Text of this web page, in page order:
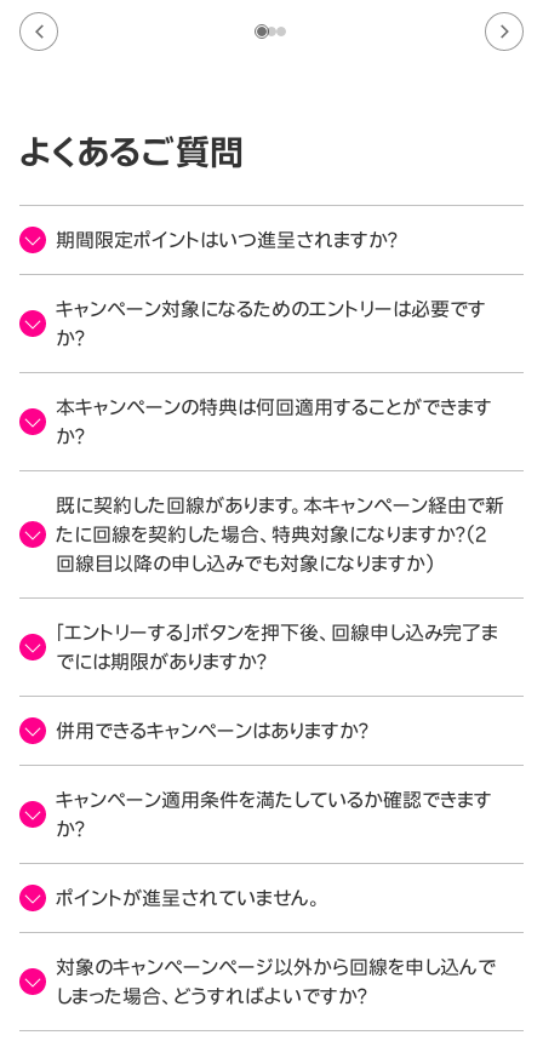
よくあるご質問
期間限定ポイントはいつ進呈されますか？
キャンペーン対象になるためのエントリーは必要です
か？
本キャンペーンの特典は何回適用することができます
か？
既に契約した回線があります。本キャンペーン経由で新
たに回線を契約した場合、特典対象になりますか？（2
回線目以降の申し込みでも対象になりますか）
「エントリーする」ボタンを押下後、回線申し込み完了ま
でには期限がありますか？
併用できるキャンペーンはありますか？
キャンペーン適用条件を満たしているか確認できます
か？
ポイントが進呈されていません。
対象のキャンペーンページ以外から回線を申し込んで
しまった場合、どうすればよいですか？